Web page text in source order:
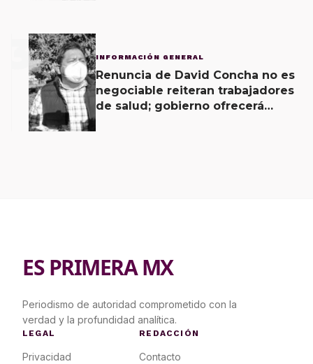
3 INFORMACIÓN GENERAL
Renuncia de David Concha no es
negociable reiteran trabajadores
de salud; gobierno ofrecerá
ES PRIMERA MX
Periodismo de autoridad comprometido con la
verdad y la profundidad analítica.
LEGAL
Privacidad
REDACCIÓN
Contacto